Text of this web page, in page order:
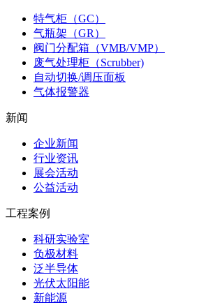
特气柜（GC）
气瓶架（GR）
阀门分配箱（VMB/VMP）
废气处理柜（Scrubber)
自动切换/调压面板
气体报警器
新闻
企业新闻
行业资讯
展会活动
公益活动
工程案例
科研实验室
负极材料
泛半导体
光伏太阳能
新能源